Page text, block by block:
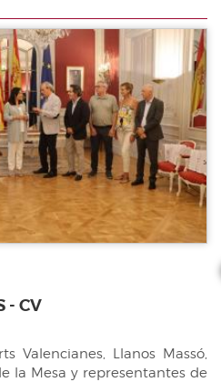
- CV
Valencianes, Llanos Massó,
la Mesa y representantes de